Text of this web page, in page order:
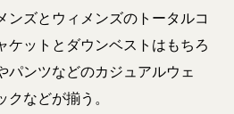
ンズとウィメンズのトータルコ
ケットとダウンベストはもちろ
パンツなどのカジュアルウェ
クなどが揃う。